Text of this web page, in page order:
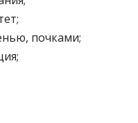
почками;